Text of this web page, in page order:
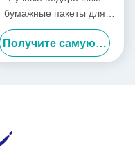
бумажные пакеты для
покупок по заказу
Получите самую лучшую цену